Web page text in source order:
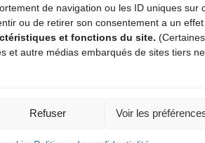
de navigation ou les ID uniques sur
ou de retirer son consentement a un effet
et fonctions du site. (Certaines
et autre médias embarqués de sites tiers ne
Refuser Voir les